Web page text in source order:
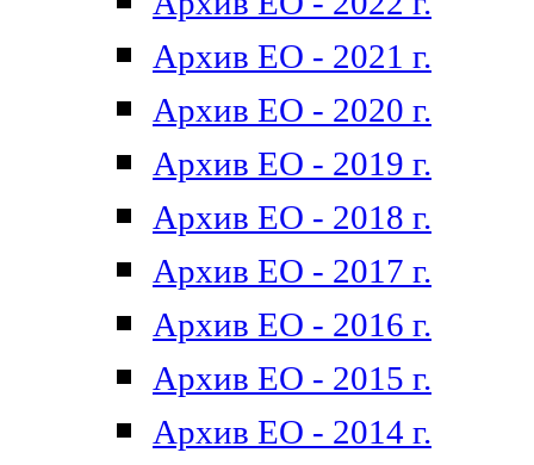
Архив ЕО - 2021 г.
Архив ЕО - 2020 г.
Архив ЕО - 2019 г.
Архив ЕО - 2018 г.
Архив ЕО - 2017 г.
Архив ЕО - 2016 г.
Архив ЕО - 2015 г.
Архив ЕО - 2014 г.